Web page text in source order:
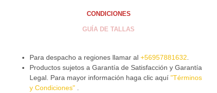
CONDICIONES
GUÍA DE TALLAS
Para despacho a regiones llamar al +56957881632
Productos sujetos a Garantía de Satisfacción y Garantía
Legal. Para mayor información haga clic aquí "Términos
y Condiciones".